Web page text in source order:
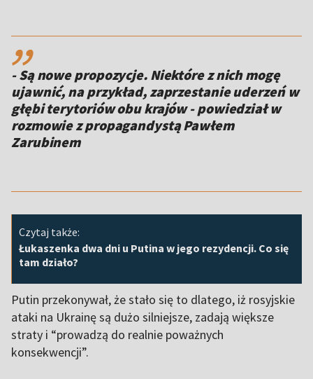
,,
- Są nowe propozycje. Niektóre z nich mogę
ujawnić, na przykład, zaprzestanie uderzeń w
głębi terytoriów obu krajów - powiedział w
rozmowie z propagandystą Pawłem
Zarubinem
Czytaj także:
Łukaszenka dwa dni u Putina w jego rezydencji. Co się
tam działo?
Putin przekonywał, że stało się to dlatego, iż rosyjskie
ataki na Ukrainę są dużo silniejsze, zadają większe
straty i “prowadzą do realnie poważnych
konsekwencji”.